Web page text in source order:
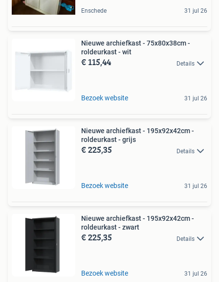
Enschede 31 jul 26
Nieuwe archiefkast - 75x80x38cm -
roldeurkast - wit
€ 115,44 Details
Bezoek website 31 jul 26
Nieuwe archiefkast - 195x92x42cm -
roldeurkast - grijs
€ 225,35 Details
Bezoek website 31 jul 26
Nieuwe archiefkast - 195x92x42cm -
roldeurkast - zwart
€ 225,35 Details
Bezoek website 31 jul 26